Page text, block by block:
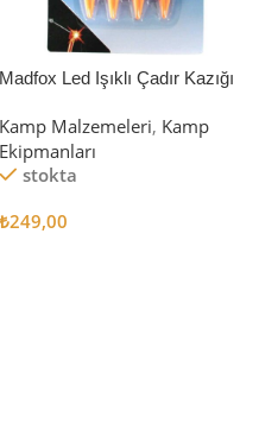
Madfox Led Işıklı Çadır Kazığı
Kamp Malzemeleri, Kamp
Ekipmanları
stokta
₺249,00